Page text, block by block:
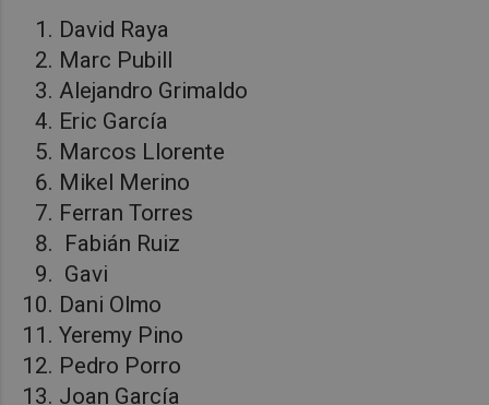
David Raya
Marc Pubill
Alejandro Grimaldo
Eric García
Marcos Llorente
Mikel Merino
Ferran Torres
Fabián Ruiz
Gavi
Dani Olmo
Yeremy Pino
Pedro Porro
Joan García